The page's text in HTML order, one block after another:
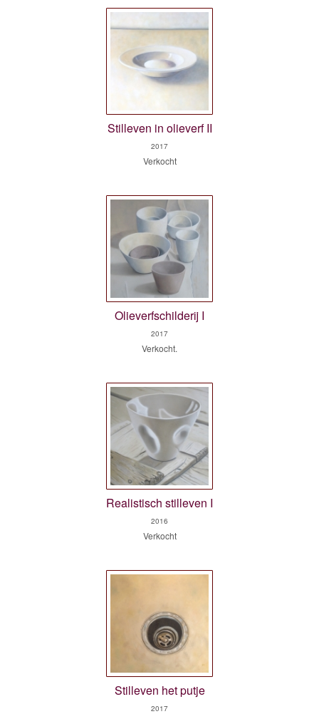
Stilleven in olieverf II
2017
Verkocht
Olieverfschilderij I
2017
Verkocht.
Realistisch stilleven I
2016
Verkocht
Stilleven het putje
2017